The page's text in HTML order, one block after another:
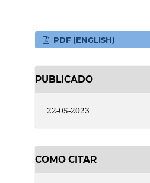
PDF (ENGLISH)
PUBLICADO
22-05-2023
COMO CITAR